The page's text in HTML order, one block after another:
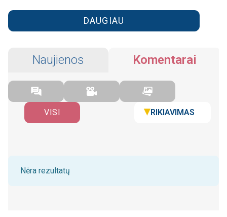
DAUGIAU
Naujienos Komentarai
VISI RIKIAVIMAS
Nėra rezultatų